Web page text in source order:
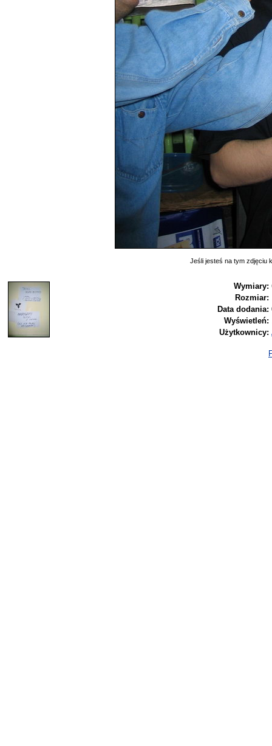
Jeśli jesteś na tym zdjęciu
Wymiary:
Rozmiar:
Data dodania:
Wyświetleń:
Użytkownicy: